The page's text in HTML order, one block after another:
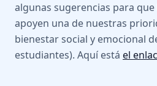
algunas sugerencias para
apoyen una de nuestras
bienestar social y emocional
estudiantes). Aquí está el